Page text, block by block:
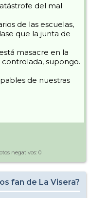
del mal
de las escuelas,
que la junta de
masacre en la
supongo.
de nuestras
negativos: 0
fan de La Visera?